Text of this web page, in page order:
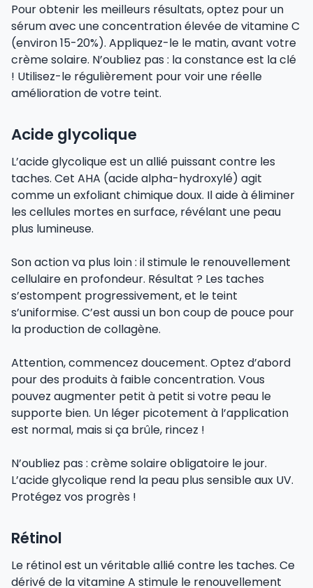
Pour obtenir les meilleurs résultats, optez pour un
sérum avec une concentration élevée de vitamine C
(environ 15-20%). Appliquez-le le matin, avant votre
crème solaire. N’oubliez pas : la constance est la clé
! Utilisez-le régulièrement pour voir une réelle
amélioration de votre teint.
Acide glycolique
L’acide glycolique est un allié puissant contre les
taches. Cet AHA (acide alpha-hydroxylé) agit
comme un exfoliant chimique doux. Il aide à éliminer
les cellules mortes en surface, révélant une peau
plus lumineuse.
Son action va plus loin : il stimule le renouvellement
cellulaire en profondeur. Résultat ? Les taches
s’estompent progressivement, et le teint
s’uniformise. C’est aussi un bon coup de pouce pour
la production de collagène.
Attention, commencez doucement. Optez d’abord
pour des produits à faible concentration. Vous
pouvez augmenter petit à petit si votre peau le
supporte bien. Un léger picotement à l’application
est normal, mais si ça brûle, rincez !
N’oubliez pas : crème solaire obligatoire le jour.
L’acide glycolique rend la peau plus sensible aux UV.
Protégez vos progrès !
Rétinol
Le rétinol est un véritable allié contre les taches. Ce
dérivé de la vitamine A stimule le renouvellement